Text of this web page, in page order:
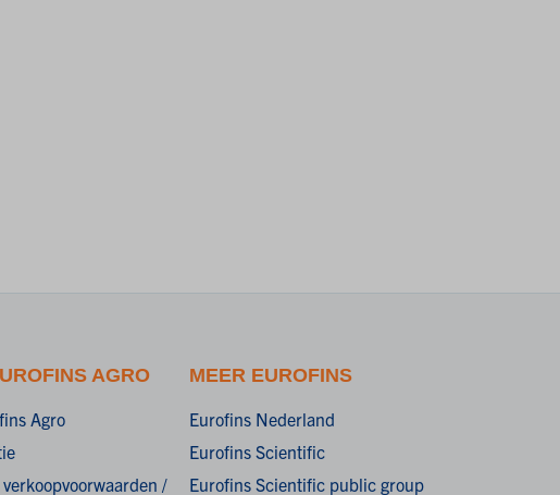
AGRO
Agro
/
MEER EUROFINS
Eurofins Nederland
Eurofins Scientific
Eurofins Scientific public group